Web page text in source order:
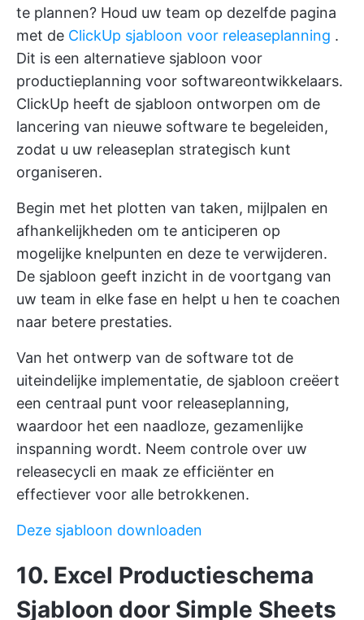
te plannen? Houd uw team op dezelfde pagina
met de ClickUp sjabloon voor releaseplanning .
Dit is een alternatieve sjabloon voor
productieplanning voor softwareontwikkelaars.
ClickUp heeft de sjabloon ontworpen om de
lancering van nieuwe software te begeleiden,
zodat u uw releaseplan strategisch kunt
organiseren.
Begin met het plotten van taken, mijlpalen en
afhankelijkheden om te anticiperen op
mogelijke knelpunten en deze te verwijderen.
De sjabloon geeft inzicht in de voortgang van
uw team in elke fase en helpt u hen te coachen
naar betere prestaties.
Van het ontwerp van de software tot de
uiteindelijke implementatie, de sjabloon creëert
een centraal punt voor releaseplanning,
waardoor het een naadloze, gezamenlijke
inspanning wordt. Neem controle over uw
releasecycli en maak ze efficiënter en
effectiever voor alle betrokkenen.
Deze sjabloon downloaden
10. Excel Productieschema
Sjabloon door Simple Sheets